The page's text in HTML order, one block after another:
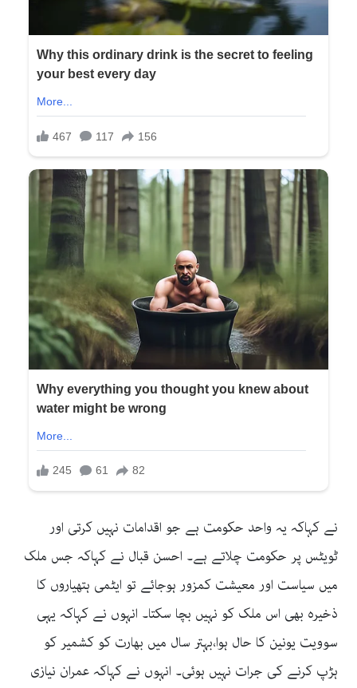
نے کہاکہ یہ واحد حکومت ہے جو اقدامات نہیں کرتی اور
ٹویٹس پر حکومت چلاتے ہے۔ احسن قبال نے کہاکہ جس ملک
میں سیاست اور معیشت کمزور ہوجائے تو ایٹمی ہتھیاروں کا
ذخیرہ بھی اس ملک کو نہیں بچا سکتا۔ انہوں نے کہاکہ یہی
سوویت یونین کا حال ہوا،بہتر سال میں بھارت کو کشمیر کو
ہڑپ کرنے کی جرات نہیں ہوئی۔ انہوں نے کہاکہ عمران نیازی